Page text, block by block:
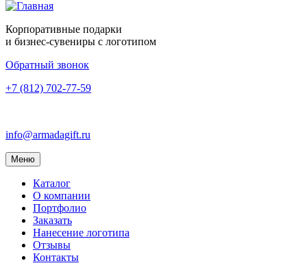
Корпоративные подарки
и бизнес-сувениры с логотипом
Обратный звонок
+7 (812) 702-77-59
info@armadagift.ru
Toggle
navigation
Меню
Каталог
О компании
Портфолио
Заказать
Нанесение логотипа
Отзывы
Контакты